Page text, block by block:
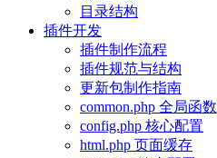
目录结构
插件开发
插件制作流程
插件规范与结构
更新包制作指南
common.php 全局函数
config.php 核心配置
html.php 页面缓存